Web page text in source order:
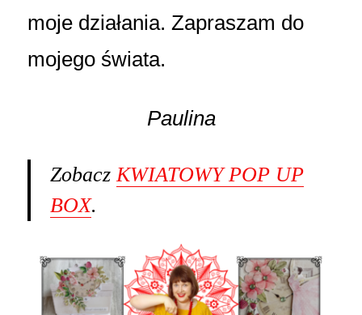
moje działania. Zapraszam do
mojego świata.
Paulina
ZobaczKWIATOWY POP UP
BOX.